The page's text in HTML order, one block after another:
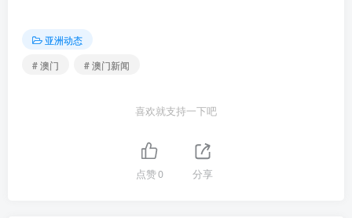
亚洲动态
# 澳门
# 澳门新闻
喜欢就支持一下吧
点赞0 分享